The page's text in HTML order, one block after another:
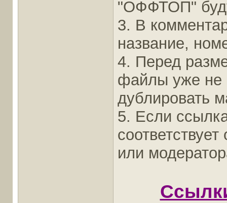
"ОФФТОП"
3. В
название,
4. Перед
файлы уже не
дублировать
5. Если
или